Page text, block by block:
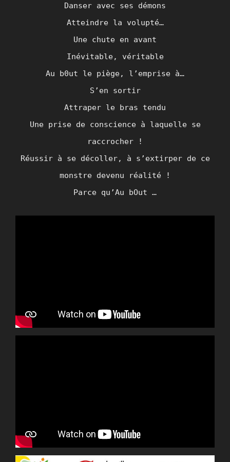
Danser avec ses démons
Atteindre la volupté…
Une chute en avant
Inévitable, véritable
Au b0ut le piège, l’emprise à…
S’en sortir
Attraper le bras tendu
Une prise de conscience à laquelle se
raccrocher !
Réussir à se décoller, à s’extirper de ce
monstre devenu réalité !
Parce qu’Au bOut …